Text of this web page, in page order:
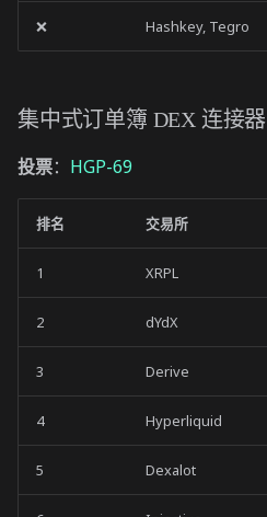
❌ Hashkey, Tegro
集中式订单簿 DEX 连接器
投票： HGP-69
排名 交易所
1 XRPL
2 dYdX
3 Derive
4 Hyperliquid
5 Dexalot